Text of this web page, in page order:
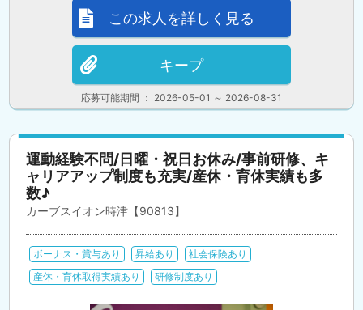
応募可能期間 ： 2026-05-01 ～ 2026-08-31
この求人を詳しく見る
キープ
運動経験不問/日曜・祝日お休み/事前研修、キ
ャリアアップ制度も充実/産休・育休実績も多
数♪
カーブスイオン時津【90813】
ボーナス・賞与あり 昇給あり
社会保険あり
産休・育休取得実績あり
研修制度あり